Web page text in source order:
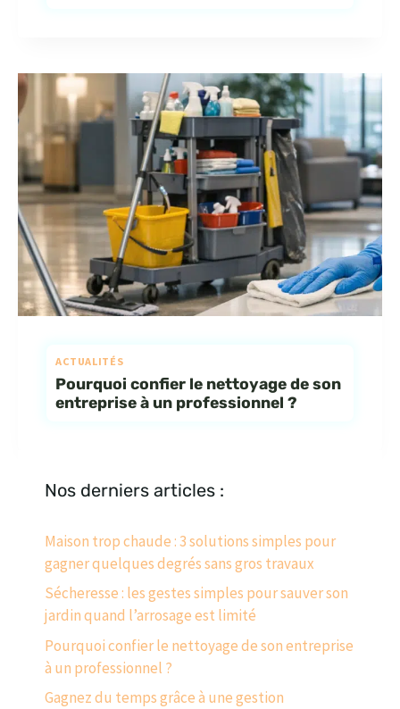
ACTUALITÉS
Pourquoi confier le nettoyage de son
entreprise à un professionnel ?
Nos derniers articles :
Maison trop chaude : 3 solutions simples pour
gagner quelques degrés sans gros travaux
Sécheresse : les gestes simples pour sauver son
jardin quand l’arrosage est limité
Pourquoi confier le nettoyage de son entreprise
à un professionnel ?
Gagnez du temps grâce à une gestion